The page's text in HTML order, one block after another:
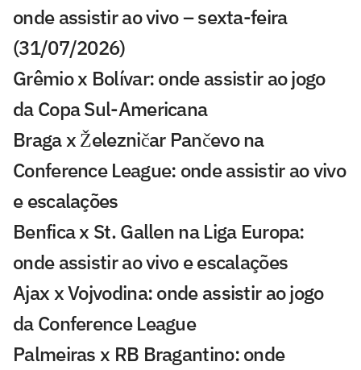
onde assistir ao vivo – sexta-feira
(31/07/2026)
Grêmio x Bolívar: onde assistir ao jogo
da Copa Sul-Americana
Braga x Železničar Pančevo na
Conference League: onde assistir ao vivo
e escalações
Benfica x St. Gallen na Liga Europa:
onde assistir ao vivo e escalações
Ajax x Vojvodina: onde assistir ao jogo
da Conference League
Palmeiras x RB Bragantino: onde